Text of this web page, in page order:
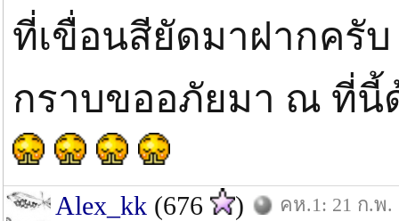
ที่เขื่อนสียัดมาฝากครั
กราบขออภัยมา ณ ที่นี้
Alex_kk (676 ) คห.1: 21 ก.พ.